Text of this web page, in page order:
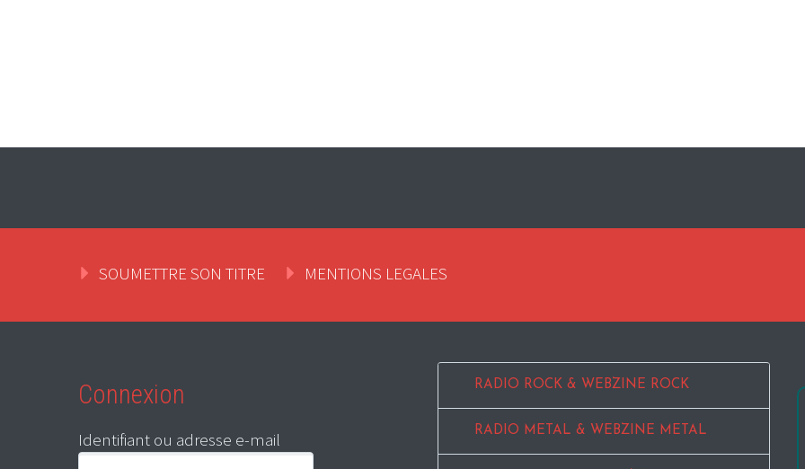
SOUMETTRE SON TITRE MENTIONS LEGALES
Connexion
Identifiant ou adresse e-mail
RADIO ROCK & WEBZINE ROCK
RADIO METAL & WEBZINE METAL